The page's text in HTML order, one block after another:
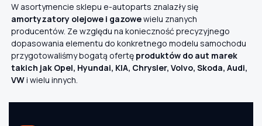
W asortymencie sklepu e-autoparts znalazły się
amortyzatory olejowe i gazowewielu znanych
producentów. Ze względu na konieczność precyzyjnego
dopasowania elementu do konkretnego modelu samochodu
przygotowaliśmy bogatą ofertę produktów do aut marek
takich jak Opel, Hyundai, KIA, Chrysler, Volvo, Skoda, Audi,
VWi wielu innych.